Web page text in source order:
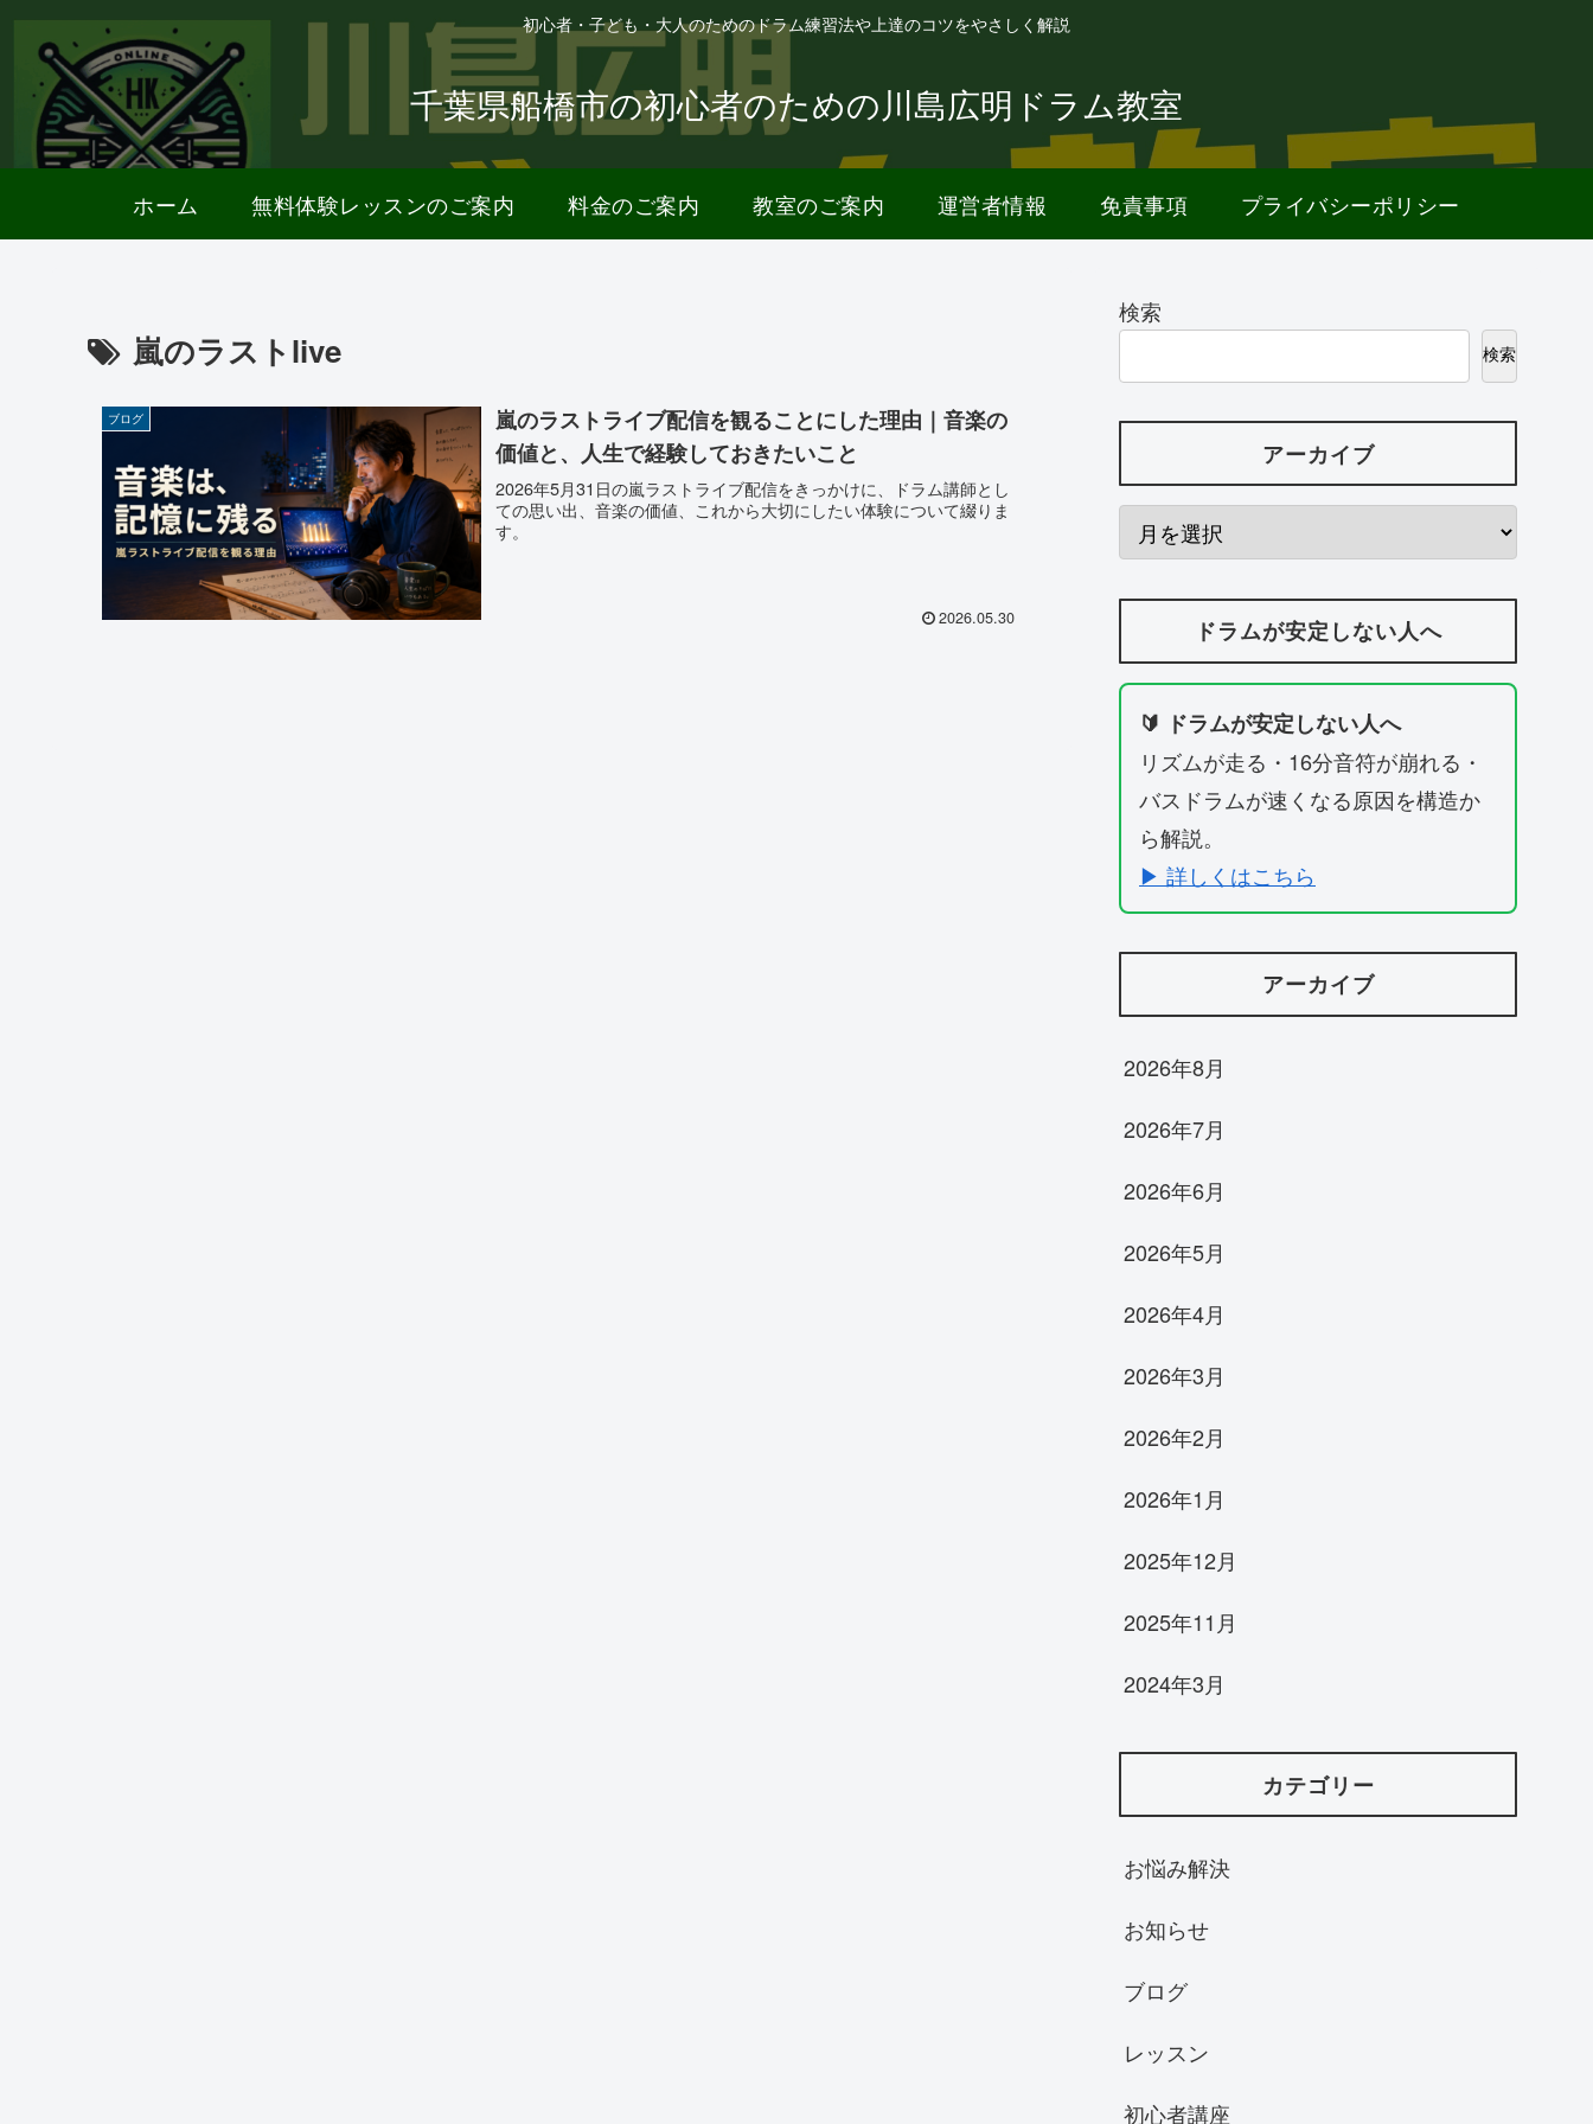
初心者・子ども・大人のためのドラム練習法や上達のコツをやさしく解説
千葉県船橋市の初心者のための川島広明ドラム教室
ホーム 無料体験レッスンのご案内 料金のご案内 教室のご案内 運営者情報 免責事項 プライバシーポリシー
嵐のラストlive
ブログ
嵐のラストライブ配信を観ることにした理由｜音楽の
価値と、人生で経験しておきたいこと
2026年5月31日の嵐ラストライブ配信をきっかけに、ドラム講師とし
ての思い出、音楽の価値、これから大切にしたい体験について綴りま
す。
2026.05.30
検索
検索
アーカイブ
ドラムが安定しない人へ
🔰 ドラムが安定しない人へ
リズムが走る・16分音符が崩れる・
バスドラムが速くなる原因を構造か
ら解説。
▶ 詳しくはこちら
アーカイブ
2026年8月
2026年7月
2026年6月
2026年5月
2026年4月
2026年3月
2026年2月
2026年1月
2025年12月
2025年11月
2024年3月
カテゴリー
お悩み解決
お知らせ
ブログ
レッスン
初心者講座